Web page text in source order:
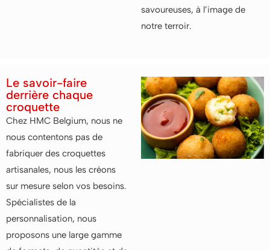
savoureuses, à l’image de
notre terroir.
Le savoir-faire
derrière chaque
croquette
Chez HMC Belgium, nous ne
nous contentons pas de
fabriquer des croquettes
artisanales, nous les créons
sur mesure selon vos besoins.
Spécialistes de la
personnalisation, nous
proposons une large gamme